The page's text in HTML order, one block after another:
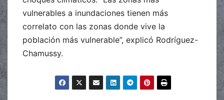
vulnerables a inundaciones tienen más
correlato con las zonas donde vive la
población más vulnerable”, explicó Rodríguez-
Chamussy.